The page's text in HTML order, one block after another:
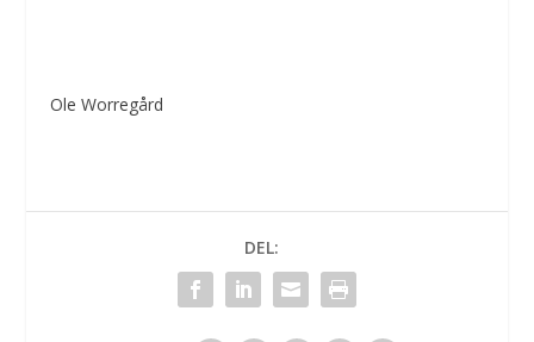
Ole Worregård
DEL: